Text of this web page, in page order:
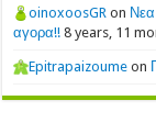
oinoxoosGR on Νεα
αγορα!! 8 years, 11
Epitrapaizoume on